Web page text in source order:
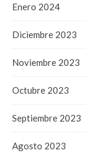
Enero 2024
Diciembre 2023
Noviembre 2023
Octubre 2023
Septiembre 2023
Agosto 2023